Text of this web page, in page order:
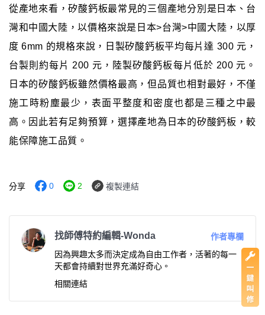
從產地來看，矽酸鈣板最常見的三個產地分別是日本、台
灣和中國大陸，以價格來說是日本>台灣>中國大陸，以厚
度 6mm 的規格來說，日製矽酸鈣板平均每片達 300 元，
台製則約每片 200 元，陸製矽酸鈣板每片低於 200 元。
日本的矽酸鈣板雖然價格最高，但品質也相對最好，不僅
施工時粉塵最少，表面平整度和密度也都是三種之中最
高。因此若有足夠預算，選擇產地為日本的矽酸鈣板，較
能保障施工品質。
分享 0 2 複製連結
找師傅特約編輯-Wonda
作者專欄
因為興趣太多而決定成為自由工作者，活著的每一
天都會持續對世界充滿好奇心。
相關連結